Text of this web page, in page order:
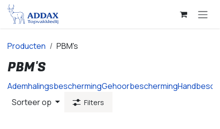
Overslaan naar inhoud
Producten PBM's
PBM'S
AdemhalingsbeschermingGehoorbescherming
Sorteer op
Filters